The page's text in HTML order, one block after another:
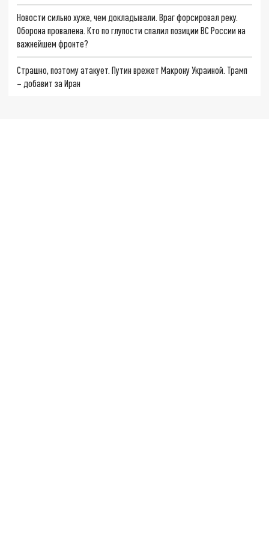
Новости сильно хуже, чем докладывали. Враг форсировал реку.
Оборона провалена. Кто по глупости спалил позиции ВС России на
важнейшем фронте?
Страшно, поэтому атакует. Путин врежет Макрону Украиной. Трамп
– добавит за Иран